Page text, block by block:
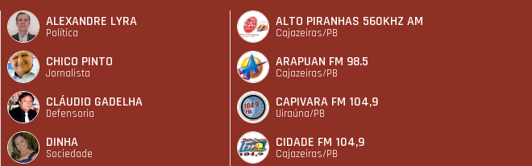
ALEXANDRE LYRA
Política
CHICO PINTO
Jornalista
CLÁUDIO GADELHA
Defensoria
DINHA
Sociedade
ALTO PIRANHAS 560KHZ AM
Cajazeiras/PB
ARAPUAN FM 98.5
Cajazeiras/PB
CAPIVARA FM 104,9
Uiraúna/PB
CIDADE FM 104,9
Cajazeiras/PB